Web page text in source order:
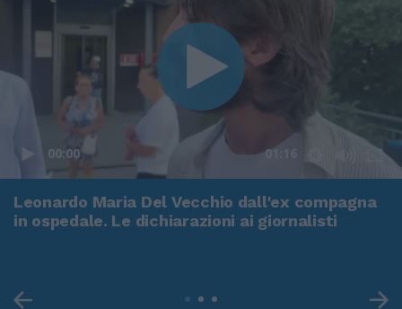
00:00 01:16
Leonardo Maria Del Vecchio dall'ex compagna
in ospedale. Le dichiarazioni ai giornalisti